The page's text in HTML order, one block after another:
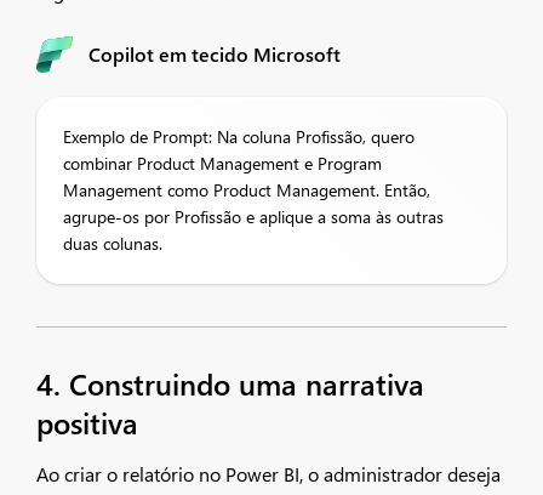
Copilot em tecido Microsoft
Exemplo de Prompt: Na coluna Profissão, quero
combinar Product Management e Program
Management como Product Management. Então,
agrupe-os por Profissão e aplique a soma às outras
duas colunas.
4. Construindo uma narrativa
positiva
Ao criar o relatório no Power BI, o administrador deseja